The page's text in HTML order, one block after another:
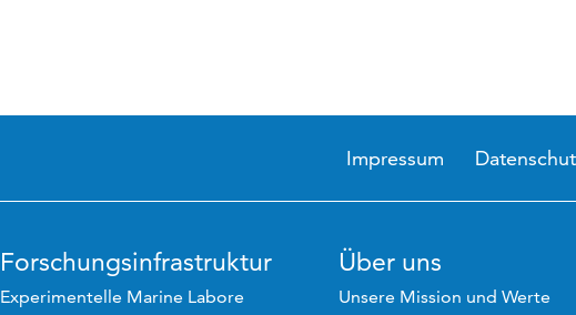
Impressum
Forschungsinfrastruktur
Experimentelle Marine Labore
Über uns
Unsere Mission und Werte